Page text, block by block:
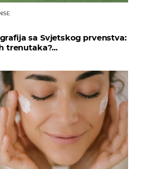
sa Svjetskog prvenstva:
trenutaka?...